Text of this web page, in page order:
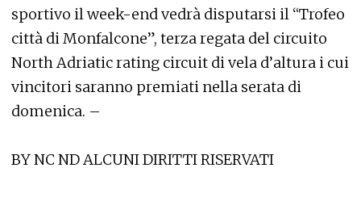
sportivo il week-end vedrà disputarsi il “Trofeo
città di Monfalcone”, terza regata del circuito
North Adriatic rating circuit di vela d’altura i cui
vincitori saranno premiati nella serata di
domenica. –
BY NC ND ALCUNI DIRITTI RISERVATI